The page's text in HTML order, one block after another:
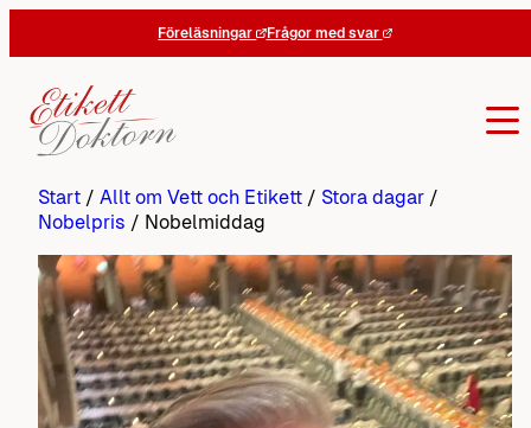
Föreläsningar Frågor med svar
Start / Allt om Vett och Etikett / Stora dagar /
Nobelpris / Nobelmiddag